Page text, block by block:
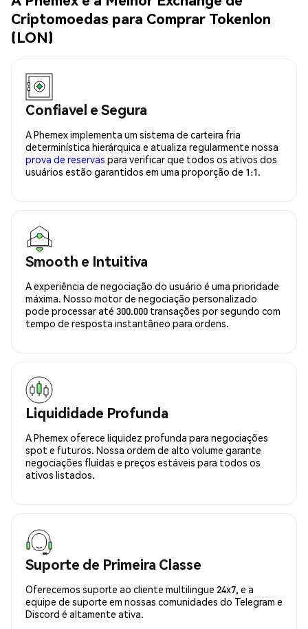
Criptomoedas para Comprar Tokenlon
(LON)
Confiavel e Segura
A Phemex implementa um sistema de carteira fria
determinística hierárquica e atualiza regularmente nossa
prova de reservas para verificar que todos os ativos dos
usuários estão garantidos em uma proporção de 1:1.
Smooth e Intuitiva
A experiência de negociação do usuário é uma prioridade
máxima. Nosso motor de negociação personalizado
pode processar até 300.000 transações por segundo com
tempo de resposta instantâneo para ordens.
Liquididade Profunda
A Phemex oferece liquidez profunda para negociações
spot e futuros. Nossa ordem de alto volume garante
negociações fluídas e preços estáveis para todos os
ativos listados.
Suporte de Primeira Classe
Oferecemos suporte ao cliente multilingue 24x7, e a
equipe de suporte em nossas comunidades do Telegram e
Discord é altamente ativa.